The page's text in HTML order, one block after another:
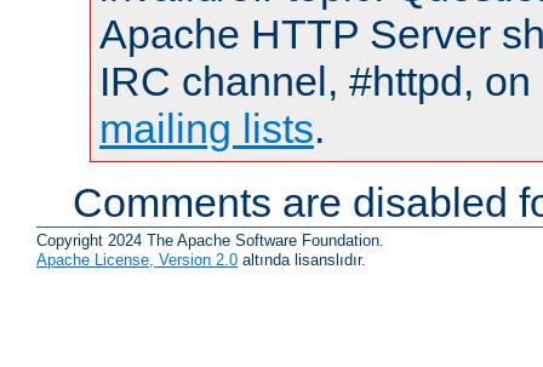
Apache HTTP Server
IRC channel, #httpd,
mailing lists.
Comments are disabled
Copyright 2024 The Apache Software Foundation.
Apache License, Version 2.0 altında lisanslıdır.